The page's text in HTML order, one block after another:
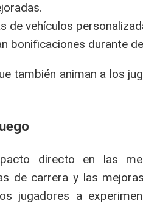
de vehículos
bonificaciones durante
también animan a los
directo en las
de carrera y las
jugadores a